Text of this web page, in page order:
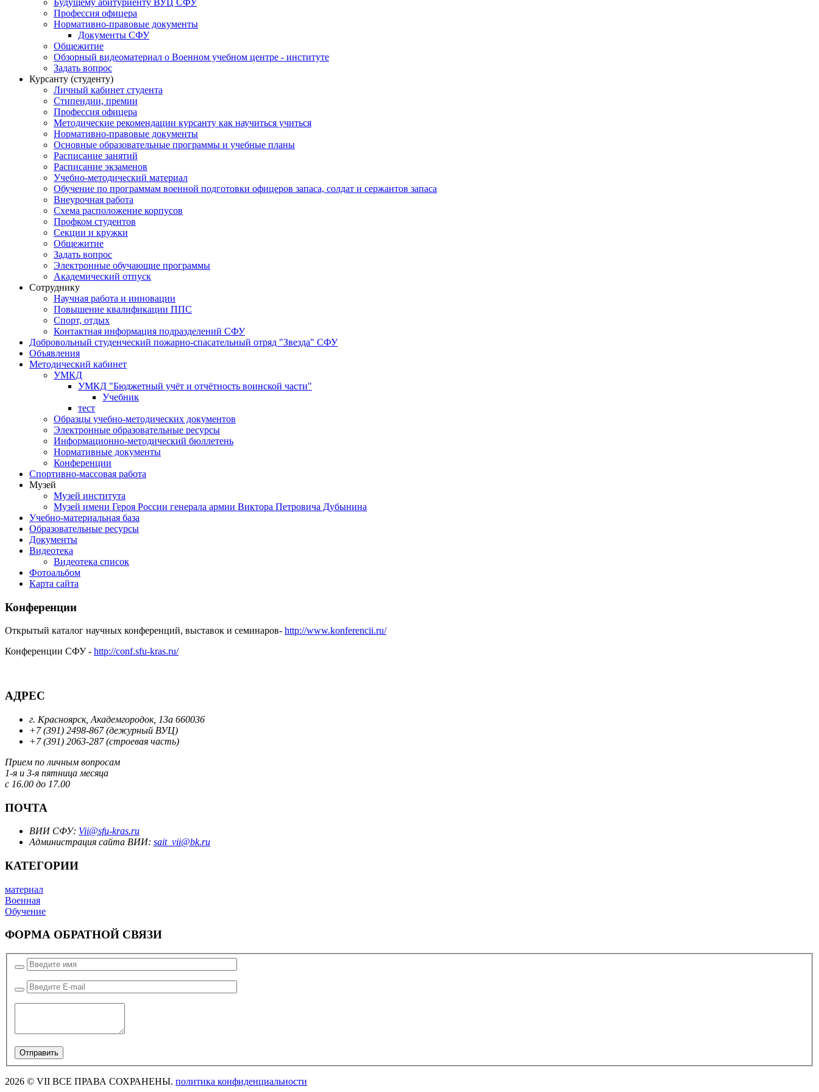
Будущему абитуриенту ВУЦ СФУ
Профессия офицера
Нормативно-правовые документы
Документы СФУ
Общежитие
Обзорный видеоматериал о Военном учебном центре - институте
Задать вопрос
Курсанту (студенту)
Личный кабинет студента
Стипендии, премии
Профессия офицера
Методические рекомендации курсанту как научиться учиться
Нормативно-правовые документы
Основные образовательные программы и учебные планы
Расписание занятий
Расписание экзаменов
Учебно-методический материал
Обучение по программам военной подготовки офицеров запаса, солдат и сержантов запаса
Внеурочная работа
Схема расположение корпусов
Профком студентов
Секции и кружки
Общежитие
Задать вопрос
Электронные обучающие программы
Академический отпуск
Сотруднику
Научная работа и инновации
Повышение квалификации ППС
Спорт, отдых
Контактная информация подразделений СФУ
Добровольный студенческий пожарно-спасательный отряд "Звезда" СФУ
Объявления
Методический кабинет
УМКД
УМКД "Бюджетный учёт и отчётность воинской части"
Учебник
тест
Образцы учебно-методических документов
Электронные образовательные ресурсы
Информационно-методический бюллетень
Нормативные документы
Конференции
Спортивно-массовая работа
Музей
Музей института
Музей имени Героя России генерала армии Виктора Петровича Дубынина
Учебно-материальная база
Образовательные ресурсы
Документы
Видеотека
Видеотека список
Фотоальбом
Карта сайта
Конференции
Открытый каталог научных конференций, выставок и семинаров- http://www.konferencii.ru/
Конференции СФУ - http://conf.sfu-kras.ru/
АДРЕС
г. Красноярск, Академгородок, 13а 660036
+7 (391) 2498-867 (дежурный ВУЦ)
+7 (391) 2063-287 (строевая часть)
Прием по личным вопросам
1-я и 3-я пятница месяца
с 16.00 до 17.00
ПОЧТА
ВИИ СФУ: Vii@sfu-kras.ru
Администрация сайта ВИИ: sait_vii@bk.ru
КАТЕГОРИИ
материал
Военная
Обучение
ФОРМА ОБРАТНОЙ СВЯЗИ
2026 © VII ВСЕ ПРАВА СОХРАНЕНЫ. политика конфиденциальности